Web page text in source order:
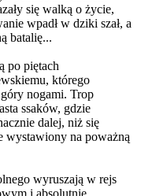
się walką o życie,
wpadł w dziki szał, a
batalię...
po piętach
którego
nogami. Trop
ssaków, gdzie
dalej, niż się
wystawiony na poważną
wyruszają w rejs
i absolutnie